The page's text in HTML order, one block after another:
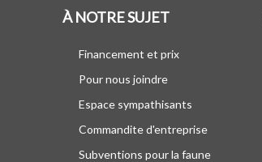
À NOTRE SUJET
Financement et prix
Pour nous joindre
Espace sympathisants
Commandite d'entreprise
Subventions pour la faune